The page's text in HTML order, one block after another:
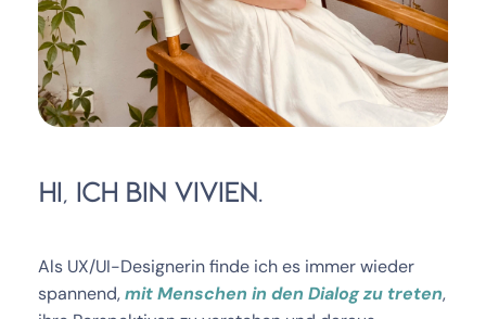
Hi, ich bin Vivien.
Als UX/UI-Designerin finde ich es immer wieder
spannend, mit Menschen in den Dialog zu treten,